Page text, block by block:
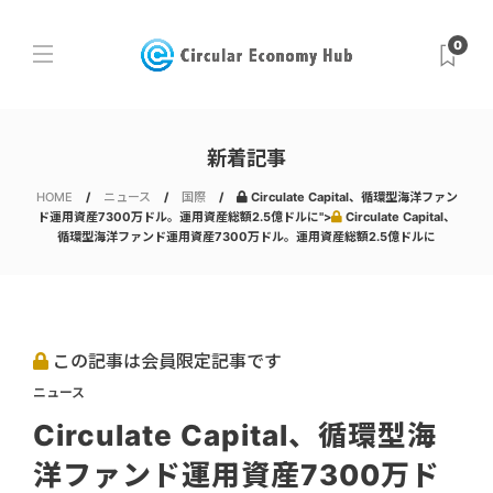
0
新着記事
HOME ニュース 国際
Circulate Capital、循環型海洋ファン
ド運用資産7300万ドル。運用資産総額2.5億ドルに">
Circulate Capital、
循環型海洋ファンド運用資産7300万ドル。運用資産総額2.5億ドルに
この記事は会員限定記事です
ニュース
Circulate Capital、循環型海
洋ファンド運用資産7300万ド